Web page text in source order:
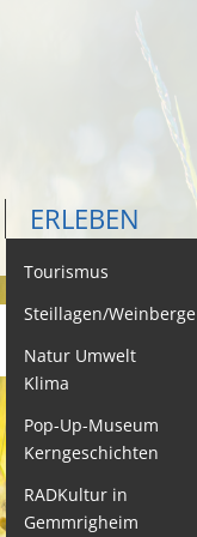
Kontakt
Behördenwegweiser
Lebenslagen
Leistungen -
Service BW
ERLEBEN
Tourismus
Steillagen/Weinberge
Natur Umwelt
Klima
Pop-Up-Museum
Kerngeschichten
RADKultur in
Gemmrigheim